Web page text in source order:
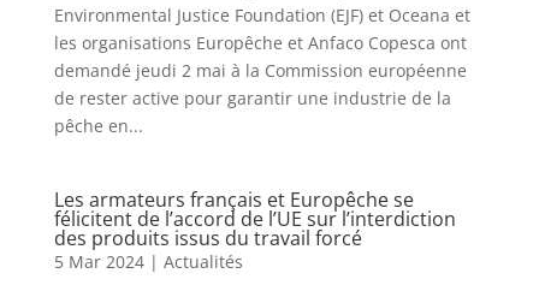
Environmental Justice Foundation (EJF) et Oceana et
les organisations Europêche et Anfaco Copesca ont
demandé jeudi 2 mai à la Commission européenne
de rester active pour garantir une industrie de la
pêche en...
Les armateurs français et Europêche se
félicitent de l’accord de l’UE sur l’interdiction
des produits issus du travail forcé
5 Mar 2024| Actualités